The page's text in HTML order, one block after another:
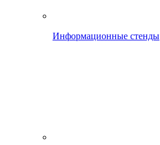
Информационные стенды